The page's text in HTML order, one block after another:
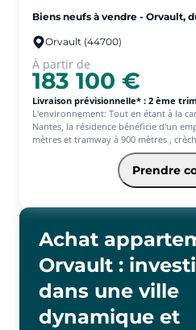
Biens neufs à vendre - Orvault,
Orvault (44700)
À partir de
183 100 €
Livraison prévisionnelle* : 2 ème
L'environnement: Tout en étant à la
Nantes, la résidence bénéficie d'un
mètres et tramway à 900 mètres ,
à 450 mètres, écoles maternelle,
supermarché à 500 mètres, le centre
composée de 165 logements, dont 104
Prendre
Achat
Orvault :
dans une ville
dynamique et